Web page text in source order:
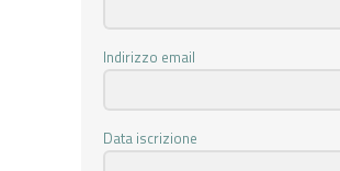
Indirizzo email
Data iscrizione